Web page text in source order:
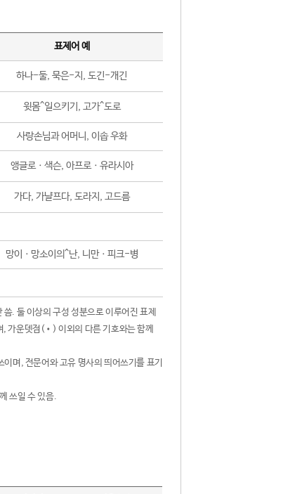
표제어 예
하나-둘, 묵은-지, 도긴-개긴
윗몸^일으키기, 고가^도로
사랑손님과 어머니, 이솝 우화
앵글로ㆍ색슨, 아프로ㆍ유라시아
가다, 가냘프다, 도라지, 고드름
망이ㆍ망소이의^난, 니만ㆍ피크-병
. 둘 이상의 구성 성분으로 이루어진 표제
가운뎃점(•) 이외의 다른 기호와는 함께
며, 전문어와 고유 명사의 띄어쓰기를 표기
쓰일 수 있음.